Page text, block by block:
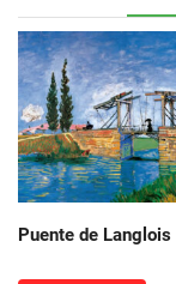
Puente de Langlois